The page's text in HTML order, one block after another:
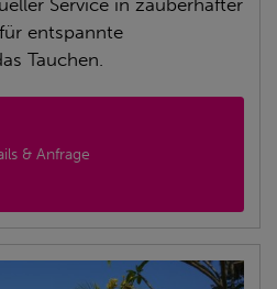
Service in zauberhafter
entspannte
Tauchen.
& Anfrage